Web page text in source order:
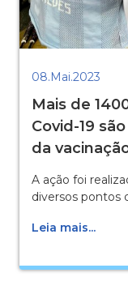
08.Mai.2023
Mais de
Covid-19
da
A ação foi
diversos pontos
Leia mais...